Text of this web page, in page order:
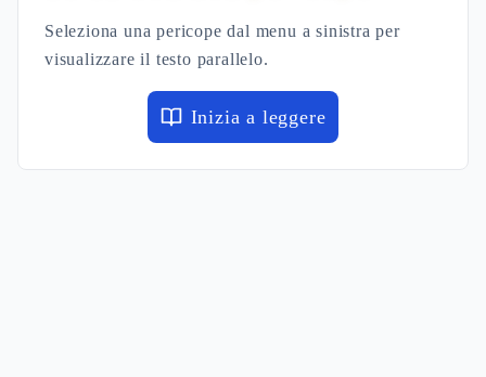
Seleziona una pericope dal menu a sinistra per
visualizzare il testo parallelo.
Inizia a leggere